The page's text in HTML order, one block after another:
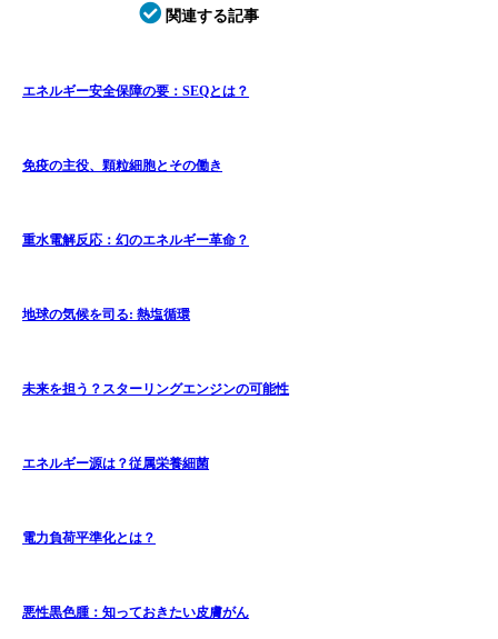
関連する記事
エネルギー安全保障の要：SEQとは？
免疫の主役、顆粒細胞とその働き
重水電解反応：幻のエネルギー革命？
地球の気候を司る: 熱塩循環
未来を担う？スターリングエンジンの可能性
エネルギー源は？従属栄養細菌
電力負荷平準化とは？
悪性黒色腫：知っておきたい皮膚がん